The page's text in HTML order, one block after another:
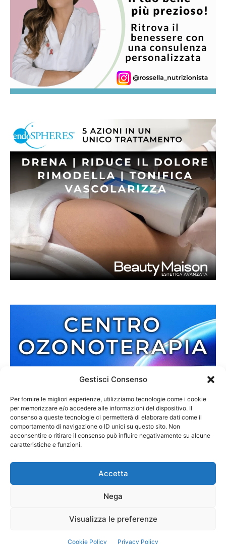
Gestisci Consenso
Per fornire le migliori esperienze, utilizziamo tecnologie come i cookie
per memorizzare e/o accedere alle informazioni del dispositivo. Il
consenso a queste tecnologie ci permetterà di elaborare dati come il
comportamento di navigazione o ID unici su questo sito. Non
acconsentire o ritirare il consenso può influire negativamente su alcune
caratteristiche e funzioni.
Accetta
Nega
Visualizza le preferenze
Cookie Policy Privacy Policy
Contatti Cookie Policy Privacy Policy